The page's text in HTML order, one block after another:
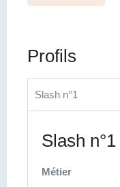
Profils
Slash n°1
Slash n°1
Métier